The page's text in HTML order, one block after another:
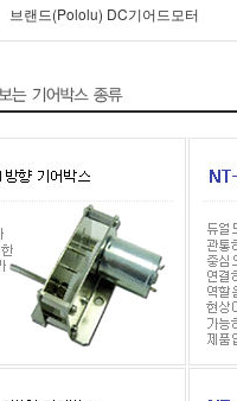
브랜드(Pololu) DC기어드모터